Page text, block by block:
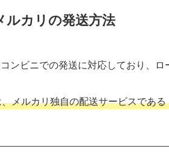
ルカリの発送方法
ンビニでの発送に対応しており、ロ
メルカリ独自の配送サービスである